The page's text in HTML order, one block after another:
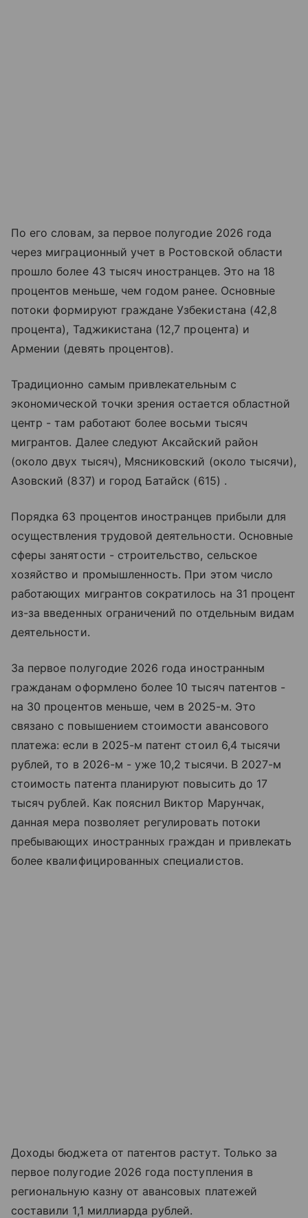
По его словам, за первое полугодие 2026 года
через миграционный учет в Ростовской области
прошло более 43 тысяч иностранцев. Это на 18
процентов меньше, чем годом ранее. Основные
потоки формируют граждане Узбекистана (42,8
процента), Таджикистана (12,7 процента) и
Армении (девять процентов).
Традиционно самым привлекательным с
экономической точки зрения остается областной
центр - там работают более восьми тысяч
мигрантов. Далее следуют Аксайский район
(около двух тысяч), Мясниковский (около тысячи),
Азовский (837) и город Батайск (615) .
Порядка 63 процентов иностранцев прибыли для
осуществления трудовой деятельности. Основные
сферы занятости - строительство, сельское
хозяйство и промышленность. При этом число
работающих мигрантов сократилось на 31 процент
из-за введенных ограничений по отдельным видам
деятельности.
За первое полугодие 2026 года иностранным
гражданам оформлено более 10 тысяч патентов -
на 30 процентов меньше, чем в 2025-м. Это
связано с повышением стоимости авансового
платежа: если в 2025-м патент стоил 6,4 тысячи
рублей, то в 2026-м - уже 10,2 тысячи. В 2027-м
стоимость патента планируют повысить до 17
тысяч рублей. Как пояснил Виктор Марунчак,
данная мера позволяет регулировать потоки
пребывающих иностранных граждан и привлекать
более квалифицированных специалистов.
Доходы бюджета от патентов растут. Только за
первое полугодие 2026 года поступления в
региональную казну от авансовых платежей
составили 1,1 миллиарда рублей.